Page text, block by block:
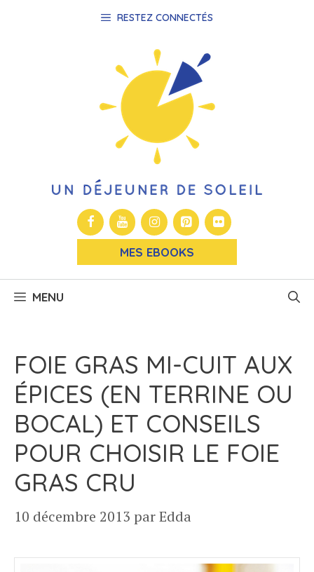
RESTEZ CONNECTÉS
MES EBOOKS
MENU
FOIE GRAS MI-CUIT AUX
ÉPICES (EN TERRINE OU
BOCAL) ET CONSEILS
POUR CHOISIR LE FOIE
GRAS CRU
10 décembre 2013 parEdda